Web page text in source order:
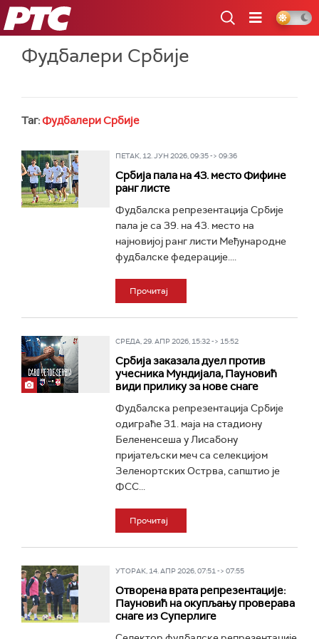
РТС
Фудбалери Србије
Таг:Фудбалери Србије
ПЕТАК, 12. ЈУН 2026, 09:35 -> 09:36
Србија пала на 43. место Фифине
ранг листе
Фудбалска репрезентација Србије
пала је са 39. на 43. место на
најновијој ранг листи Међународне
фудбалске федерације....
Прочитај
СРЕДА, 29. АПР 2026, 15:32 -> 15:52
Србија заказала дуел против
учесника Мундијала, Пауновић
види прилику за нове снаге
Фудбалска репрезентација Србије
одиграће 31. маја на стадиону
Белененсеша у Лисабону
пријатељски меч са селекцијом
Зеленортских Острва, сапштио је
ФСС...
Прочитај
УТОРАК, 14. АПР 2026, 07:51 -> 07:55
Отворена врата репрезентације:
Пауновић на окупљању проверава
снаге из Суперлиге